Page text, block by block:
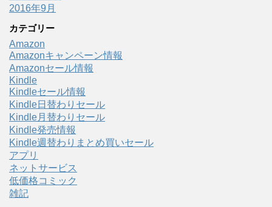
2016年9月
カテゴリー
Amazon
Amazonキャンペーン情報
Amazonセール情報
Kindle
Kindleセール情報
Kindle日替わりセール
Kindle月替わりセール
Kindle発売情報
Kindle週替わりまとめ買いセール
アプリ
ネットサービス
低価格コミック
雑記